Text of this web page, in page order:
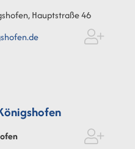
Hauptstraße 46